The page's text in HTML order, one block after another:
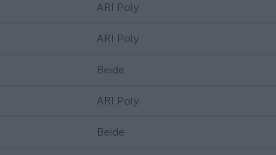
ARI Poly
ARI Poly
Beide
ARI Poly
Beide